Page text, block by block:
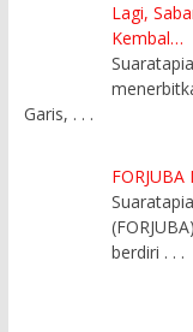
Lagi,
Kembal…
Garis, . . .
berdiri . . .